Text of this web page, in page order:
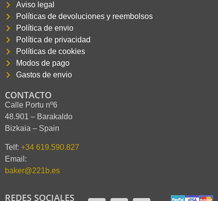
Aviso legal
Políticas de devoluciones y reembolsos
Política de envio
Política de privacidad
Políticas de cookies
Modos de pago
Gastos de envio
CONTACTO
Calle Portu nº6
48.901 – Barakaldo
Bizkaia – Spain
Telf: +34 619.590.827
Email:
baker@221b.es
REDES SOCIALES